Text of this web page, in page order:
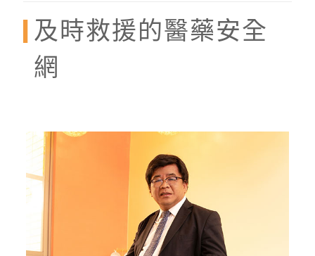
及時救援的醫藥安全
網